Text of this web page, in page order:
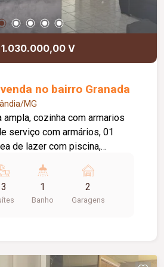
1.030.000,00 V
no bairro Granada
MG
ampla, cozinha com armarios
serviço com armários, 01
de lazer com piscina,
cima são 03 suítes e um
dois quartos, cerca elétrica.
3 1
Banho
2
Garagens